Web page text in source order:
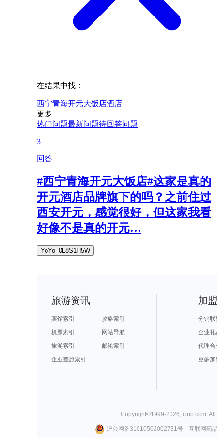
在结果中找：
西宁青海开元大饭店酒店
更多
热门问题最新问题待回答问题
3
回答
#西宁青海开元大饭店#这家是真的
开元酒店品牌旗下的吗？之前住过
西安开元，感觉很好，但这家我看
好像不是真的开元…
YoYo_0L8S1H5W
旅游资讯
宾馆索引
攻略索引
机票索引
网站导航
旅游索引
邮轮索引
企业差旅索引
加
分销联
企业礼
代理合
更多加
Copyright©1999-2026 ctrip.com .
沪公网备31010502002731号丨 互联网药